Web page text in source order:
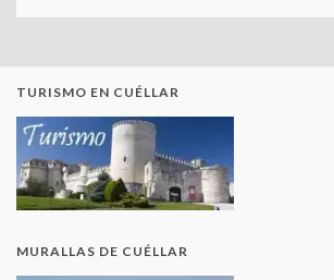
TURISMO EN CUÉLLAR
MURALLAS DE CUÉLLAR